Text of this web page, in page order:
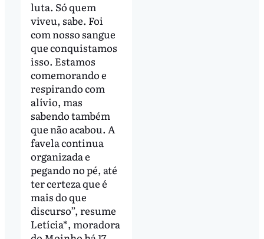
luta. Só quem
viveu, sabe. Foi
com nosso sangue
que conquistamos
isso. Estamos
comemorando e
respirando com
alívio, mas
sabendo também
que não acabou. A
favela continua
organizada e
pegando no pé, até
ter certeza que é
mais do que
discurso”, resume
Letícia*, moradora